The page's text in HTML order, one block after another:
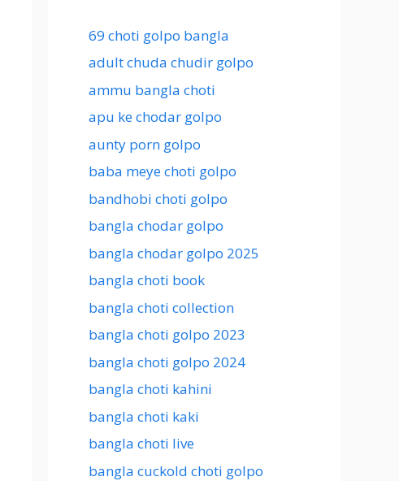
69 choti golpo bangla
adult chuda chudir golpo
ammu bangla choti
apu ke chodar golpo
aunty porn golpo
baba meye choti golpo
bandhobi choti golpo
bangla chodar golpo
bangla chodar golpo 2025
bangla choti book
bangla choti collection
bangla choti golpo 2023
bangla choti golpo 2024
bangla choti kahini
bangla choti kaki
bangla choti live
bangla cuckold choti golpo